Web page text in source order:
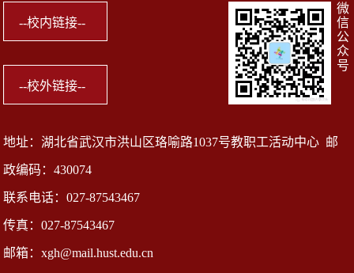
微
信
公
众
号
地址：湖北省武汉市洪山区珞喻路1037号教职工活动中心 邮
政编码：430074
联系电话：027-87543467
传真：027-87543467
邮箱：xgh@mail.hust.edu.cn